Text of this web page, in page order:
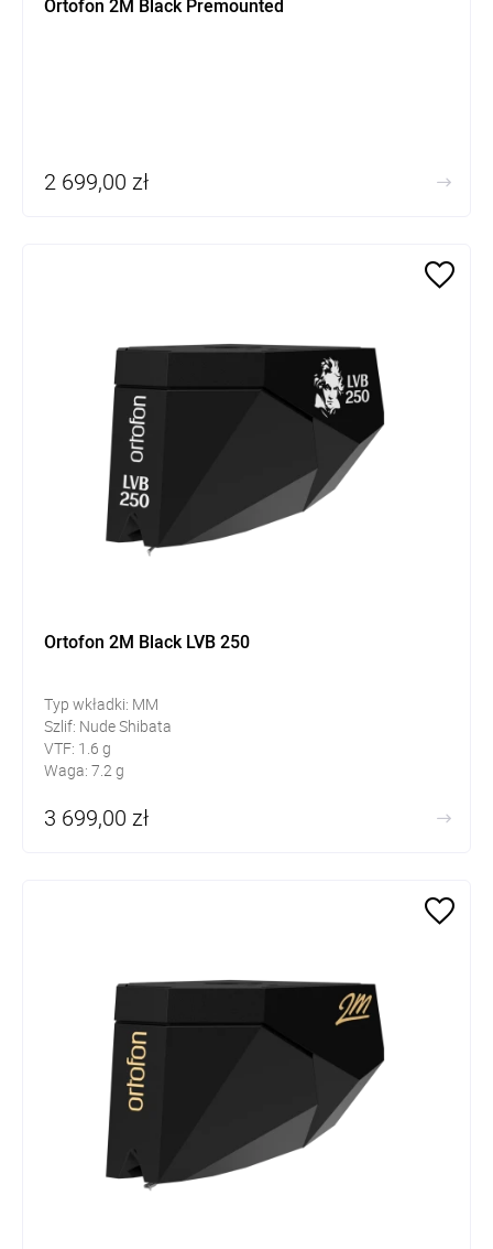
Ortofon 2M Black Premounted
2 699,00 zł
Ortofon 2M Black LVB 250
Typ wkładki: MM
Szlif: Nude Shibata
VTF: 1.6 g
Waga: 7.2 g
3 699,00 zł